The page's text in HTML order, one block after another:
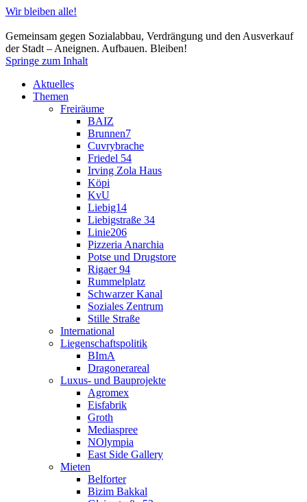
Wir bleiben alle!
Gemeinsam gegen Sozialabbau, Verdrängung und den Ausverkauf
der Stadt – Aneignen. Aufbauen. Bleiben!
Springe zum Inhalt
Aktuelles
Themen
Freiräume
BAIZ
Brunnen7
Cuvrybrache
Friedel 54
Irving Zola Haus
Köpi
KvU
Liebig14
Liebigstraße 34
Linie206
Pizzeria Anarchia
Potse und Drugstore
Rigaer 94
Rummelplatz
Schwarzer Kanal
Soziales Zentrum
Stille Straße
International
Liegenschaftspolitik
BImA
Dragonerareal
Luxus- und Bauprojekte
Agromex
Eisfabrik
Groth
Mediaspree
NOlympia
East Side Gallery
Mieten
Belforter
Bizim Bakkal